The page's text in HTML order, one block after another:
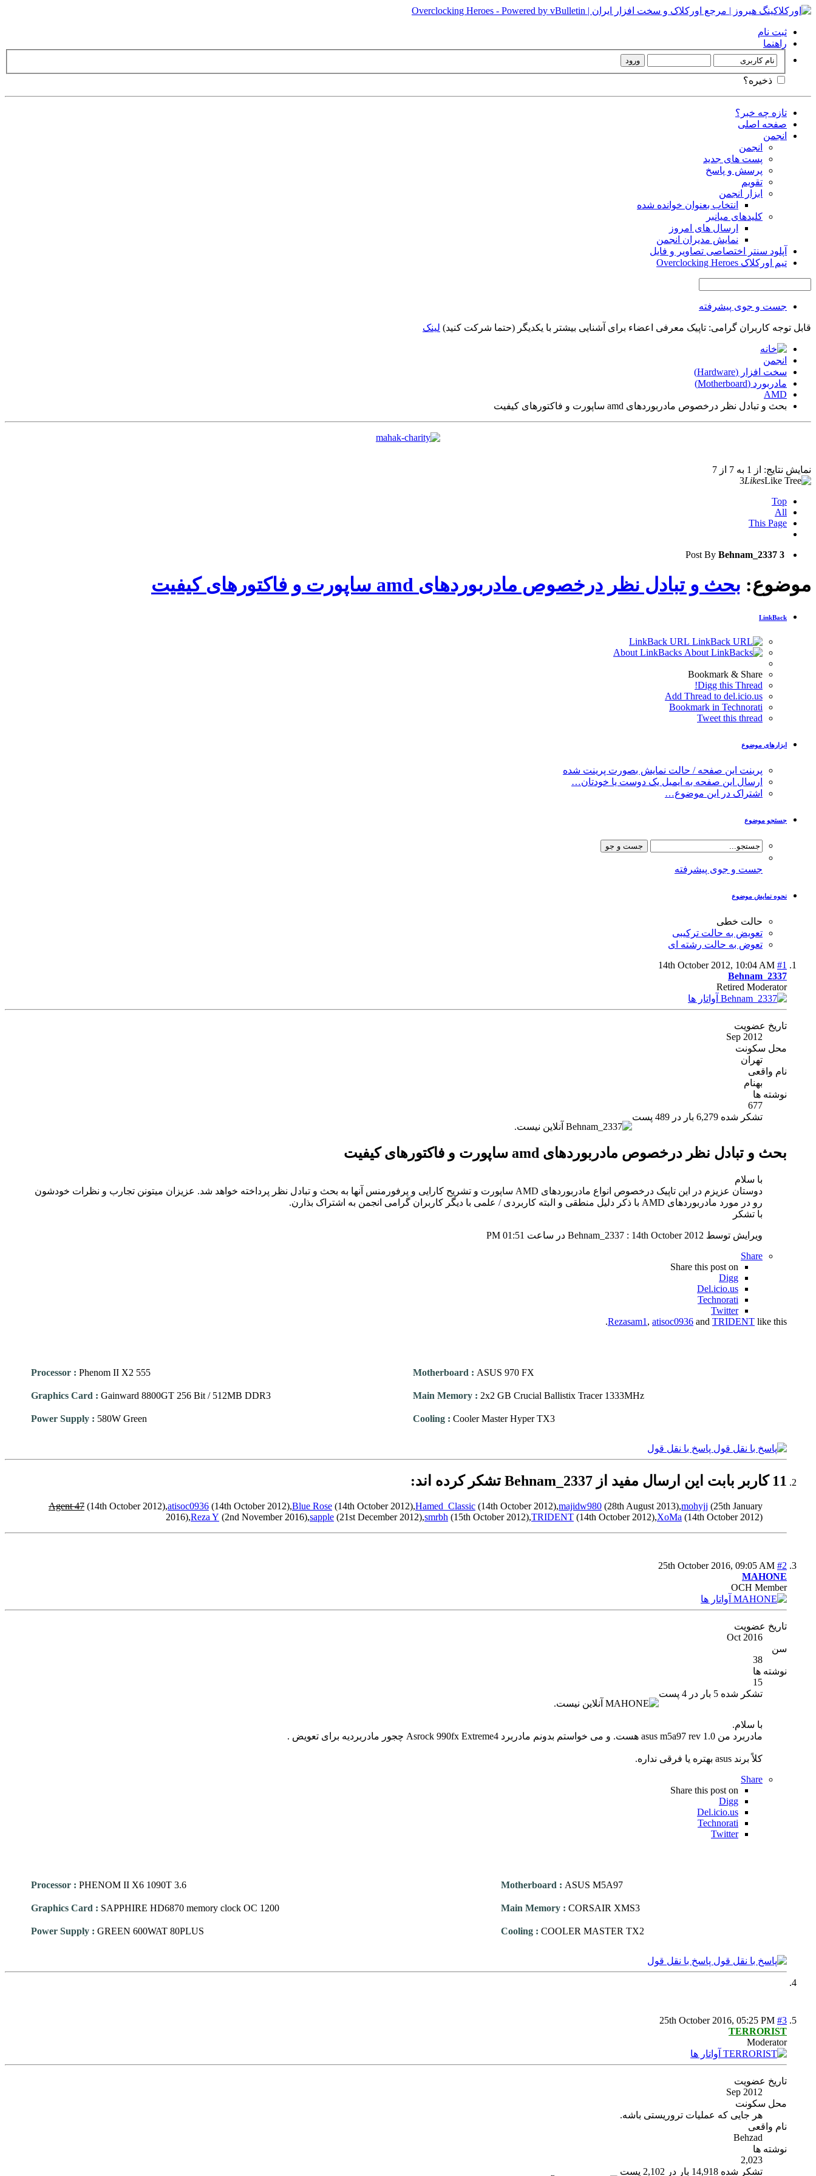
ثبت نام
راهنما
ذخیره؟
تازه چه خبر؟
صفحه اصلی
انجمن
انجمن
پست های جدید
پرسش و پاسخ
تقویم
ابزار انجمن
انتخاب بعنوان خوانده شده
کلیدهای میانبر
ارسال های امروز
نمایش مدیران انجمن
آپلود سنتر اختصاصی تصاویر و فایل
تیم اورکلاک Overclocking Heroes
جست و جوی پیشرفته
قابل توجه کاربران گرامی: تاپیک معرفی اعضاء برای آشنایی بیشتر با یکدیگر (حتما شرکت کنید) لینک
انجمن
سخت افزار (Hardware)
مادربورد (Motherboard)
AMD
بحث و تبادل نظر درخصوص مادربوردهای amd ساپورت و فاکتورهای کیفیت
نمایش نتایج: از 1 به 7 از 7
3Likes
Top
All
This Page
3
Post By Behnam_2337
موضوع: بحث و تبادل نظر درخصوص مادربوردهای amd ساپورت و فاکتورهای کیفیت
LinkBack
Bookmark & Share
Digg this Thread!
Add Thread to del.icio.us
Bookmark in Technorati
Tweet this thread
ابزارهای موضوع
پرینت این صفحه / حالت نمایش بصورت پرینت شده
ارسال این صفحه به ایمیل یک دوست یا خودتان…
اشتراک در این موضوع…
جستجو موضوع
جست و جوی پیشرفته
نحوه نمایش موضوع
حالت خطی
تعویض به حالت ترکیبی
تعوض به حالت رشته ای
14th October 2012, 10:04 AM #1
Behnam_2337
Retired Moderator
تاریخ عضویت
Sep 2012
محل سکونت
تهران
نام واقعی
بهنام
نوشته ها
677
تشکر شده 6,279 بار در 489 پست
بحث و تبادل نظر درخصوص مادربوردهای amd ساپورت و فاکتورهای کیفیت
با سلام
دوستان عزیزم در این تاپیک درخصوص انواع مادربوردهای AMD ساپورت و تشریح کارایی و پرفورمنس آنها به بحث و تبادل نظر پرداخته خواهد شد. عزیزان میتونن تجارب و نظرات خودشون
رو در مورد مادربوردهای AMD با ذکر دلیل منطقی و البته کاربردی / علمی با دیگر کاربران گرامی انجمن به اشتراک بذارن.
با تشکر
ویرایش توسط Behnam_2337 : 14th October 2012 در ساعت
01:51 PM
Share
Share this post on
Digg
Del.icio.us
Technorati
Twitter
Rezasam1 , atisoc0936 and TRIDENT like this.
Motherboard : ASUS 970 FX
Processor : Phenom II X2 555
Main Memory : 2x2 GB Crucial Ballistix Tracer 1333MHz
Graphics Card : Gainward 8800GT 256 Bit / 512MB DDR3
Cooling : Cooler Master Hyper TX3
Power Supply : 580W Green
پاسخ با نقل قول
11 کاربر بابت این ارسال مفید از Behnam_2337 تشکر کرده اند:
Agent 47 (14th October 2012),atisoc0936 (14th October 2012),Blue Rose (14th October 2012),Hamed_Classic (14th October 2012),majidw980 (28th August 2013),mohyjj (25th January
2016),Reza Y (2nd November 2016),sapple (21st December 2012),smrbh (15th October 2012),TRIDENT (14th October 2012),XoMa (14th October 2012)
25th October 2016, 09:05 AM #2
MAHONE
OCH Member
تاریخ عضویت
Oct 2016
سن
38
نوشته ها
15
تشکر شده 5 بار در 4 پست
با سلام.
مادربرد من asus m5a97 rev 1.0 هست. و می خواستم بدونم مادربرد Asrock 990fx Extreme4 چجور مادربردیه برای تعویض .
کلاً برند asus بهتره یا فرقی نداره.
Share
Share this post on
Digg
Del.icio.us
Technorati
Twitter
Motherboard : ASUS M5A97
Processor : PHENOM II X6 1090T 3.6
Main Memory : CORSAIR XMS3
Graphics Card : SAPPHIRE HD6870 memory clock OC 1200
Cooling : COOLER MASTER TX2
Power Supply : GREEN 600WAT 80PLUS
پاسخ با نقل قول
25th October 2016, 05:25 PM #3
TERRORIST
Moderator
تاریخ عضویت
Sep 2012
محل سکونت
هر جایی که عملیات تروریستی باشه.
نام واقعی
Behzad
نوشته ها
2,023
تشکر شده 14,918 بار در 2,102 پست